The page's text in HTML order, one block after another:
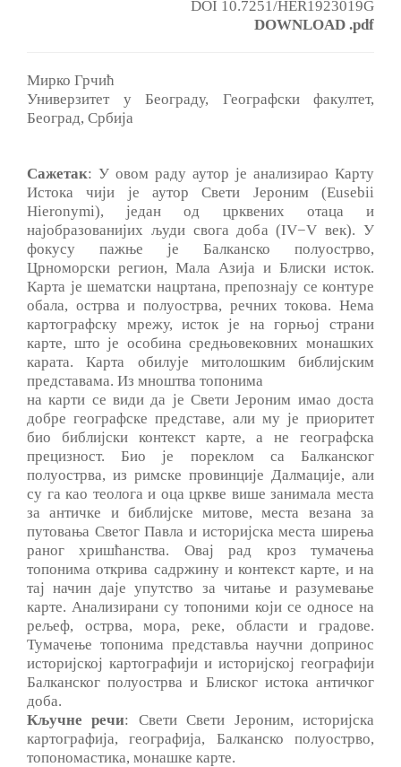
DOI 10.7251/HER1923019G
DOWNLOAD .pdf
Мирко Грчић
Универзитет у Београду, Географски факултет,
Београд, Србија
Сажетак: У овом раду аутор је анализирао Карту
Истока чији је аутор Свети Јероним (Eusebii
Hieronymi), један од црквених отаца и
најобразованијих људи свога доба (IV−V век). У
фокусу пажње је Балканско полуострво,
Црноморски регион, Мала Азија и Блиски исток.
Карта је шематски нацртана, препознају се контуре
обала, острва и полуострва, речних токова. Нема
картографску мрежу, исток је на горњој страни
карте, што је особина средњовековних монашких
карата. Карта обилује митолошким библијским
представама. Из мноштва топонима
на карти се види да је Свети Јероним имао доста
добре географске представе, али му је приоритет
био библијски контекст карте, а не географска
прецизност. Био је пореклом са Балканског
полуострва, из римске провинције Далмације, али
су га као теолога и оца цркве више занимала места
за античке и библијске митове, места везана за
путовања Светог Павла и историјска места ширења
раног хришћанства. Овај рад кроз тумачења
топонима открива садржину и контекст карте, и на
тај начин даје упутство за читање и разумевање
карте. Анализирани су топоними који се односе на
рељеф, острва, мора, реке, области и градове.
Тумачење топонима представља научни допринос
историјској картографији и историјској географији
Балканског полуострва и Блиског истока античког
доба.
Кључне речи: Свети Свети Јероним, историјска
картографија, географија, Балканско полуострво,
топономастика, монашке карте.